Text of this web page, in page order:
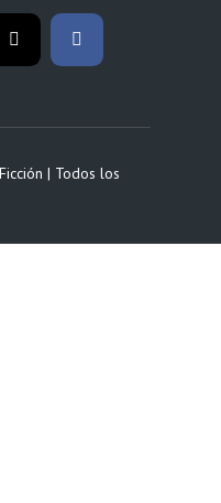
| Todos los